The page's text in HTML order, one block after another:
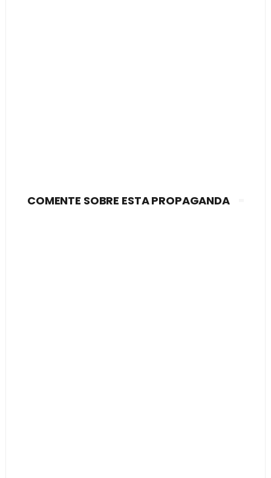
COMENTE SOBRE ESTA PROPAGANDA